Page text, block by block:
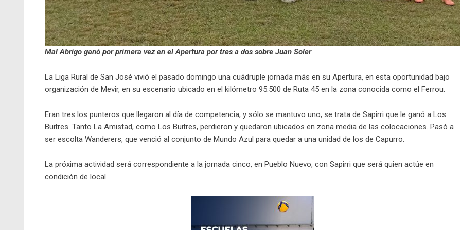
Mal Abrigo ganó por primera vez en el Apertura por tres a dos sobre Juan Soler
La Liga Rural de San José vivió el pasado domingo una cuádruple jornada más en su Apertura, en esta oportunidad bajo
organización de Mevir, en su escenario ubicado en el kilómetro 95.500 de Ruta 45 en la zona conocida como el Ferrou.
Eran tres los punteros que llegaron al día de competencia, y sólo se mantuvo uno, se trata de Sapirri que le ganó a Los
Buitres. Tanto La Amistad, como Los Buitres, perdieron y quedaron ubicados en zona media de las colocaciones. Pasó a
ser escolta Wanderers, que venció al conjunto de Mundo Azul para quedar a una unidad de los de Capurro.
La próxima actividad será correspondiente a la jornada cinco, en Pueblo Nuevo, con Sapirri que será quien actúe en
condición de local.